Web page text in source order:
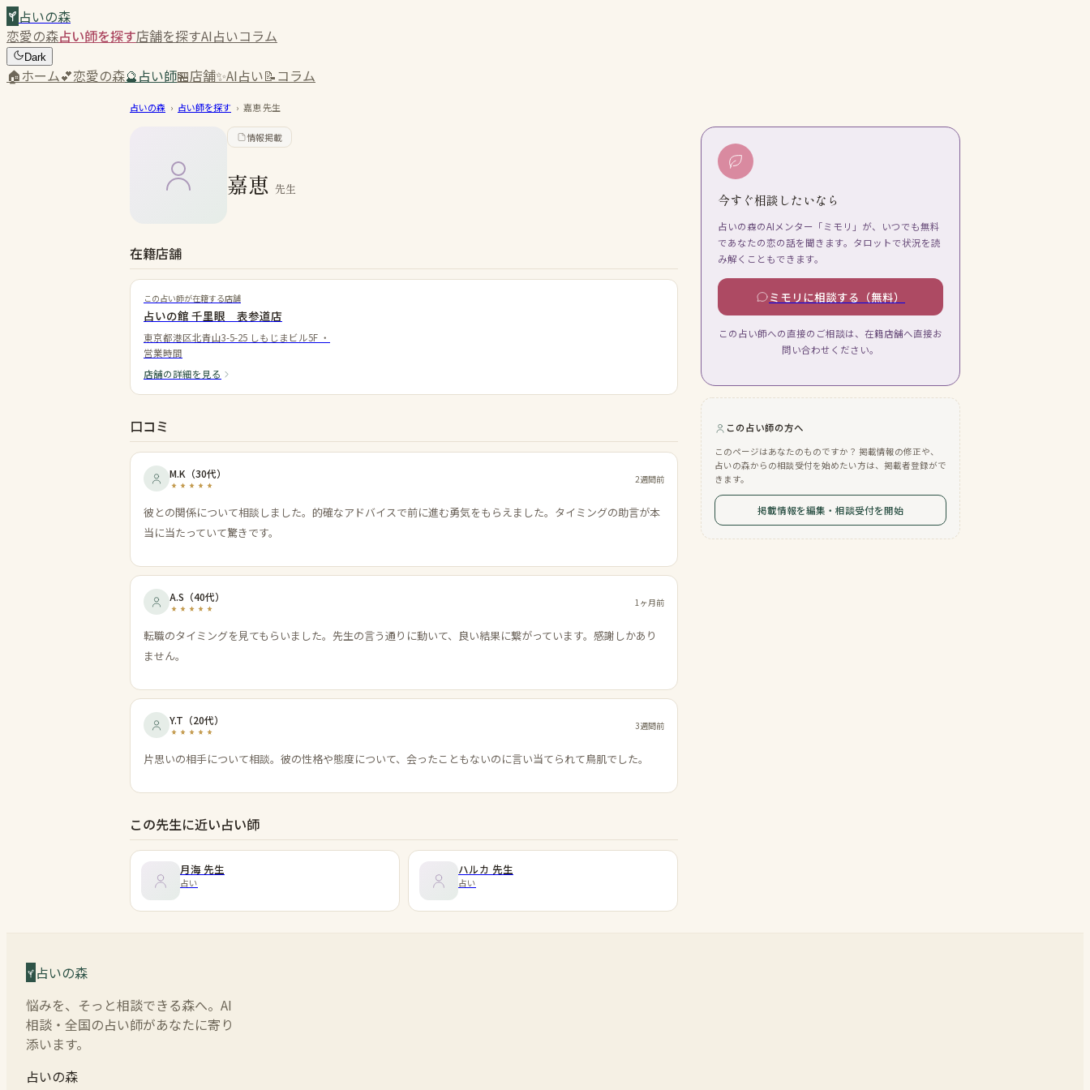
占いの森
恋愛の森占い師を探す店舗を探すAI占いコラム
Dark
🏠ホーム💕恋愛の森🔮占い師🏪店舗✨AI占い📝コラム
占いの森 › 占い師を探す › 嘉恵先生
情報掲載
嘉恵 先生
在籍店舗
この占い師が在籍する店舗
占いの館 千里眼 表参道店
東京都港区北青山3-5-25 しもじまビル5F ・
営業時間
店舗の詳細を見る
口コミ
M.K （30代） 2週間前
彼との関係について相談しました。的確なアドバイスで前に進む勇気をもらえました。タイミングの助言が本
当に当たっていて驚きです。
A.S （40代） 1ヶ月前
転職のタイミングを見てもらいました。先生の言う通りに動いて、良い結果に繋がっています。感謝しかあり
ません。
Y.T （20代） 3週間前
片思いの相手について相談。彼の性格や態度について、会ったこともないのに言い当てられて鳥肌でした。
この先生に近い占い師
月海 先生
占い
ハルカ 先生
占い
今すぐ相談したいなら
占いの森のAIメンター「ミモリ」が、いつでも無料
であなたの恋の話を聞きます。タロットで状況を読
み解くこともできます。
ミモリに相談する（無料）
この占い師への直接のご相談は、在籍店舗へ直接お
問い合わせください。
この占い師の方へ
このページはあなたのものですか？ 掲載情報の修正や、
占いの森からの相談受付を始めたい方は、掲載者登録がで
きます。
掲載情報を編集・相談受付を開始
占いの森
悩みを、そっと相談できる森へ。AI
相談・全国の占い師があなたに寄り
添います。
占いの森